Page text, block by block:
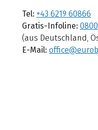
Tel: +43 6219 60866
Gratis-Infoline:
(aus Deutschland,
E-Mail: